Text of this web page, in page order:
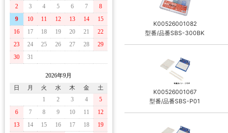
2
3 4 5 6 7
8
9
10 11 12 13 14
15
16
17 18 19 20 21
22
23
24 25 26 27 28
29
30
31
2026年9月
日
月 火 水 木 金
土
1
2 3 4
5
6
7 8 9 10 11
12
13
14 15 16 17 18
19
K00526001082
型番/品番SBS-300BK
K00526001067
型番/品番SBS-P01